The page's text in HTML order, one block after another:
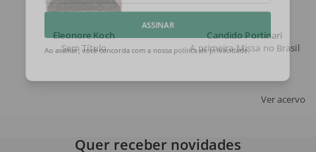
Eleonore Koch
Sem Título
Candido Portinari
A primeira Missa no Brasil
Ver acervo
ASSINAR
Quer receber novidades